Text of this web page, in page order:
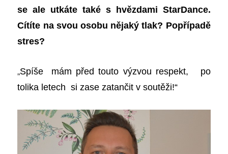
se ale utkáte také s hvězdami StarDance.
Cítíte na svou osobu nějaký tlak? Popřípadě
stres?
„Spíše mám před touto výzvou respekt, po
tolika letech si zase zatančit v soutěži!“